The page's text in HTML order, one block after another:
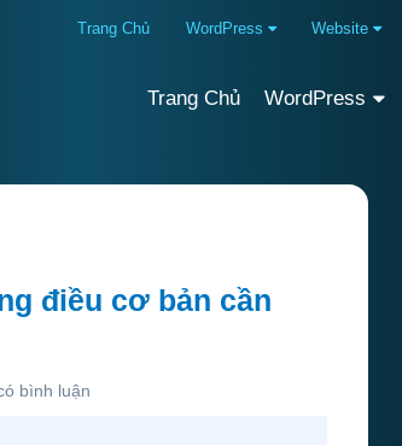
Trang Chủ WordPress Website
Trang Chủ WordPress
điều cơ bản cần
bình luận